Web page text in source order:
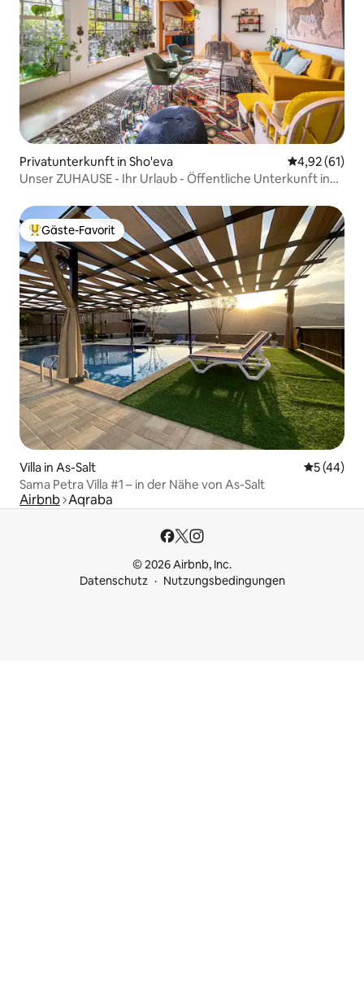
Privatunterkunft in Sho'eva
4,92 (61)
Unser ZUHAUSE - Ihr Urlaub - Öffentliche Unterkunft in
Beliebter Gäste-Favorit.
Gäste-Favorit
Villa in As-Salt
5 (44)
Sama Petra Villa #1 – in der Nähe von As-Salt
Airbnb Aqraba
© 2026 Airbnb, Inc.
Datenschutz
Nutzungsbedingungen